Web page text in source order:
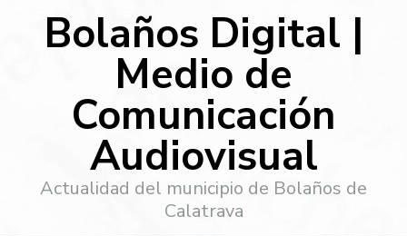
Bolaños Digital |
Medio de
Comunicación
Audiovisual
Actualidad del municipio de Bolaños de
Calatrava